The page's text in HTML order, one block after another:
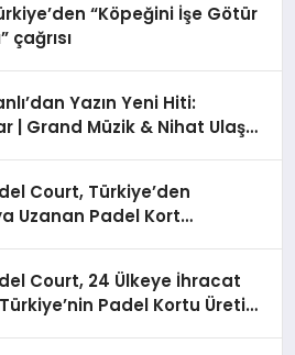
“Köpeğini İşe Götür
çağrısı
Yazın Yeni Hiti:
| Grand Müzik & Nihat Ulaş
Court, Türkiye’den
Uzanan Padel Kort
Court, 24 Ülkeye İhracat
Padel Kortu Üretim